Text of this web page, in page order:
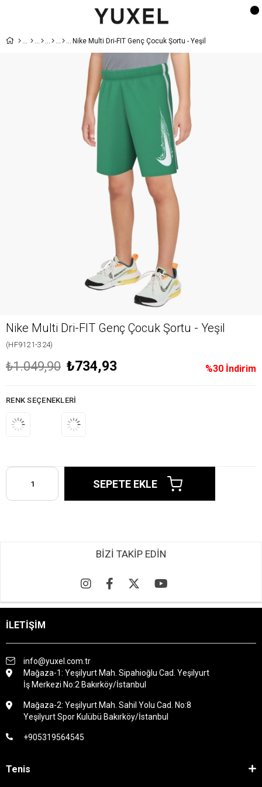
Nike Multi Dri-FIT Genç Çocuk Şortu - Yeşil
Nike Multi Dri-FIT Genç Çocuk Şortu - Yeşil
(HF9121-324)
%30 İndirim
₺1.049,90 ₺734,93
RENK SEÇENEKLERI
BİZİ TAKİP EDİN
İLETİŞİM
info@yuxel.com.tr
Mağaza-1: Yeşilyurt Mah. Sipahioğlu Cad. Yeşilyurt
İş Merkezi No:2 Bakırköy/İstanbul
Mağaza-2: Yeşilyurt Mah. Sahil Yolu Cad. No:8
Yeşilyurt Spor Kulübü Bakırköy/İstanbul
+905319564545
Tenis